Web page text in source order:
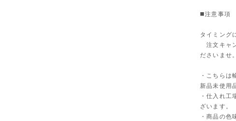
◼️注意事項
タイミング
注文キャ
ださいませ
・こちらは
新品未使用
・仕入れ工
ざいます。
・商品の色